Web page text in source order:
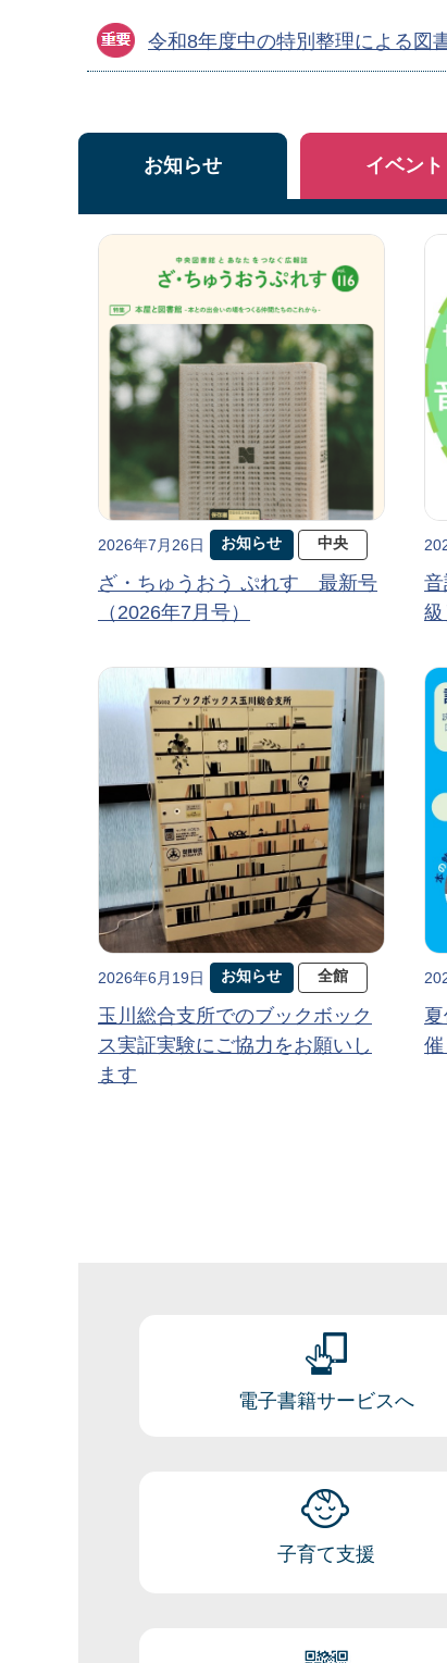
令和8年度中の特別整理による図
お知らせ
2026年7月26日 お知らせ 中央
ざ・ちゅうおう ぷれす 最新号
（2026年7月号）
級
2026年6月19日 お知らせ 全館
玉川総合支所でのブックボック
ス実証実験にご協力をお願いし
ます
イベント
電子書籍サービスへ
子育て支援